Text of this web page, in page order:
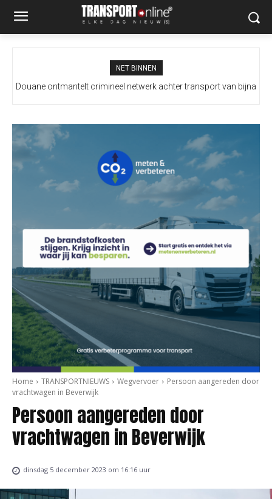
NET BINNEN
Douane ontmantelt crimineel netwerk achter transport van bijna
Home TRANSPORTNIEUWS Wegvervoer
Persoon aangereden door
vrachtwagen in Beverwijk
Persoon aangereden door
vrachtwagen in Beverwijk
dinsdag 5 december 2023 om 16:16 uur